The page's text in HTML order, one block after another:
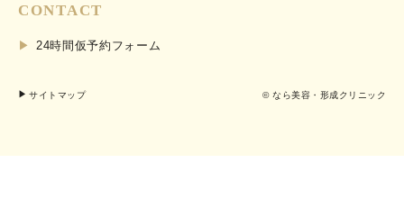
CONTACT
24時間仮予約フォーム
サイトマップ © なら美容・形成クリニック